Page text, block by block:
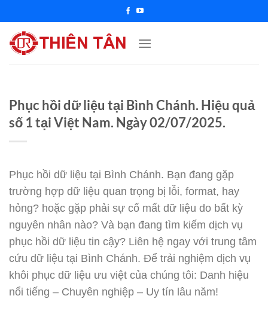
đến
nội
dung
Phục hồi dữ liệu tại Bình Chánh. Hiệu quả
số 1 tại Việt Nam. Ngày 02/07/2025.
Phục hồi dữ liệu tại Bình Chánh. Bạn đang gặp
trường hợp dữ liệu quan trọng bị lỗi, format, hay
hỏng? hoặc gặp phải sự cố mất dữ liệu do bất kỳ
nguyên nhân nào? Và bạn đang tìm kiếm dịch vụ
phục hồi dữ liệu tin cậy? Liên hệ ngay với trung tâm
cứu dữ liệu tại Bình Chánh. Để trải nghiệm dịch vụ
khôi phục dữ liệu ưu việt của chúng tôi: Danh hiệu
nổi tiếng – Chuyên nghiệp – Uy tín lâu năm!